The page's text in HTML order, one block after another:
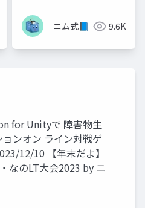
ニム式📘 9.6K
for Unityで 障害物生
ンオン ライン対戦ゲ
12/10 【年末だよ】
なのLT大会2023 by ニ